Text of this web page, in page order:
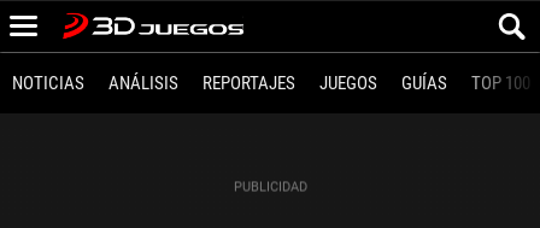
NOTICIAS ANÁLISIS REPORTAJES JUEGOS GUÍAS TOP 100